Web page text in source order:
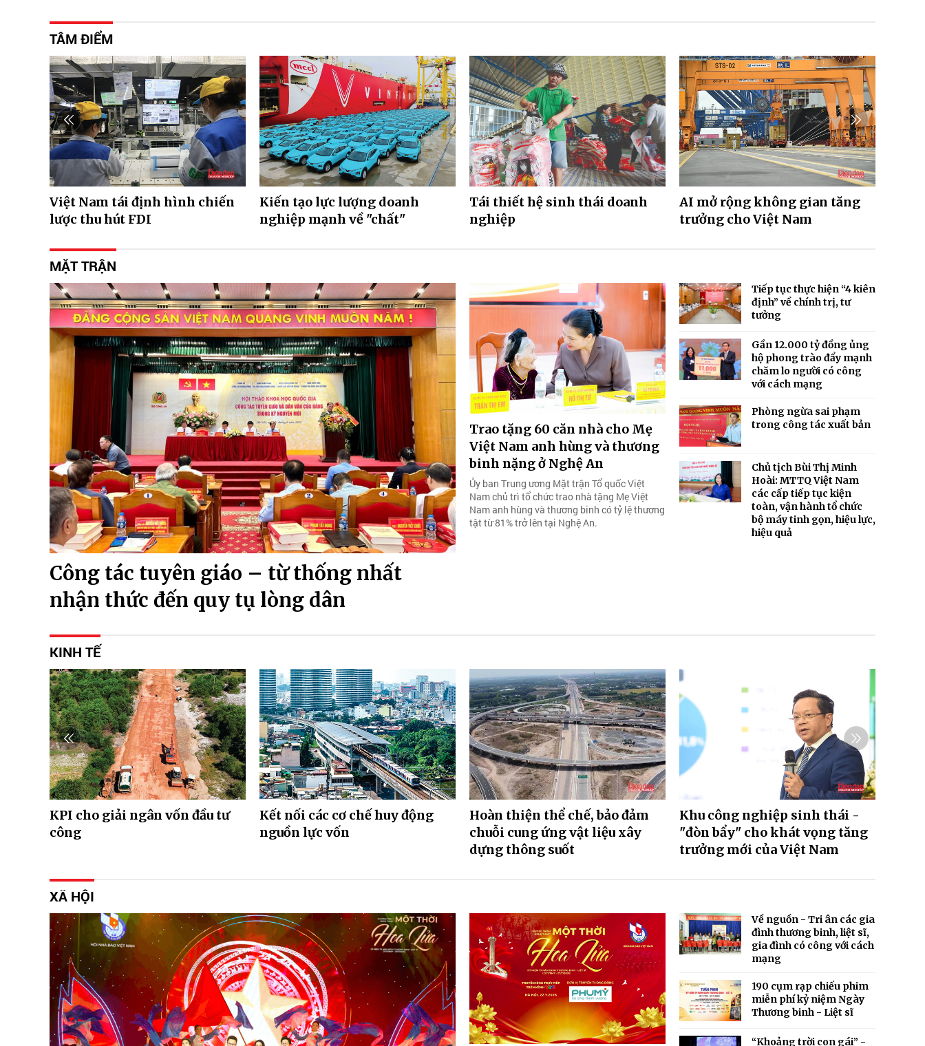
TÂM ĐIỂM
Việt Nam tái định hình chiến
lược thu hút FDI
Kiến tạo lực lượng doanh
nghiệp mạnh về "chất"
Tái thiết hệ sinh thái doanh
nghiệp
AI mở rộng không gian tăng
trưởng cho Việt Nam
MẶT TRẬN
Công tác tuyên giáo – từ thống nhất
nhận thức đến quy tụ lòng dân
Trao tặng 60 căn nhà cho Mẹ
Việt Nam anh hùng và thương
binh nặng ở Nghệ An
Ủy ban Trung ương Mặt trận Tổ quốc Việt
Nam chủ trì tổ chức trao nhà tặng Mẹ Việt
Nam anh hùng và thương binh có tỷ lệ thương
tật từ 81% trở lên tại Nghệ An.
Tiếp tục thực hiện “4 kiên
định” về chính trị, tư
tưởng
Gần 12.000 tỷ đồng ủng
hộ phong trào đẩy mạnh
chăm lo người có công
với cách mạng
Phòng ngừa sai phạm
trong công tác xuất bản
Chủ tịch Bùi Thị Minh
Hoài: MTTQ Việt Nam
các cấp tiếp tục kiện
toàn, vận hành tổ chức
bộ máy tinh gọn, hiệu lực,
hiệu quả
KINH TẾ
KPI cho giải ngân vốn đầu tư
công
Kết nối các cơ chế huy động
nguồn lực vốn
Hoàn thiện thể chế, bảo đảm
chuỗi cung ứng vật liệu xây
dựng thông suốt
Khu công nghiệp sinh thái -
"đòn bẩy" cho khát vọng tăng
trưởng mới của Việt Nam
XÃ HỘI
Về nguồn - Tri ân các gia
đình thương binh, liệt sĩ,
gia đình có công với cách
mạng
190 cụm rạp chiếu phim
miễn phí kỷ niệm Ngày
Thương binh - Liệt sĩ
“Khoảng trời con gái” -